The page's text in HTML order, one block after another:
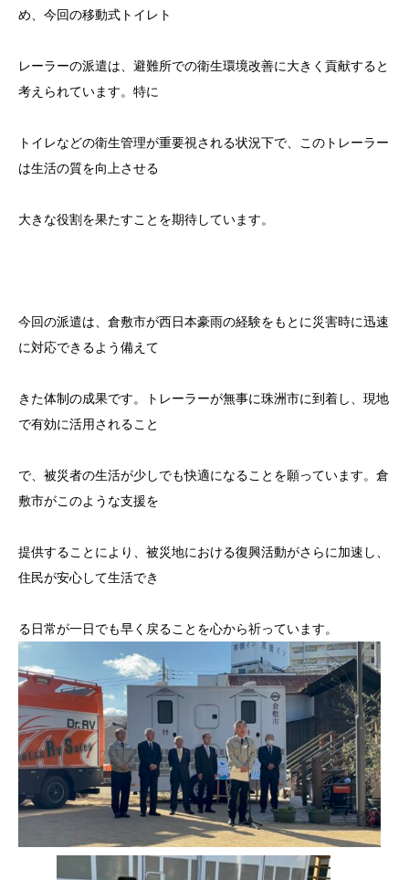
め、今回の移動式トイレト
レーラーの派遣は、避難所での衛生環境改善に大きく貢献すると
考えられています。特に
トイレなどの衛生管理が重要視される状況下で、このトレーラー
は生活の質を向上させる
大きな役割を果たすことを期待しています。
今回の派遣は、倉敷市が西日本豪雨の経験をもとに災害時に迅速
に対応できるよう備えて
きた体制の成果です。トレーラーが無事に珠洲市に到着し、現地
で有効に活用されること
で、被災者の生活が少しでも快適になることを願っています。倉
敷市がこのような支援を
提供することにより、被災地における復興活動がさらに加速し、
住民が安心して生活でき
る日常が一日でも早く戻ることを心から祈っています。